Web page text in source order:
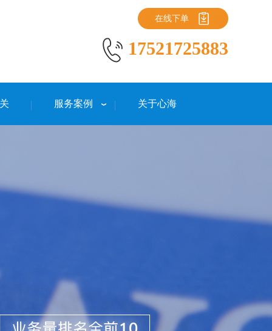
在线下单
17521725883
服务案例 关于心海